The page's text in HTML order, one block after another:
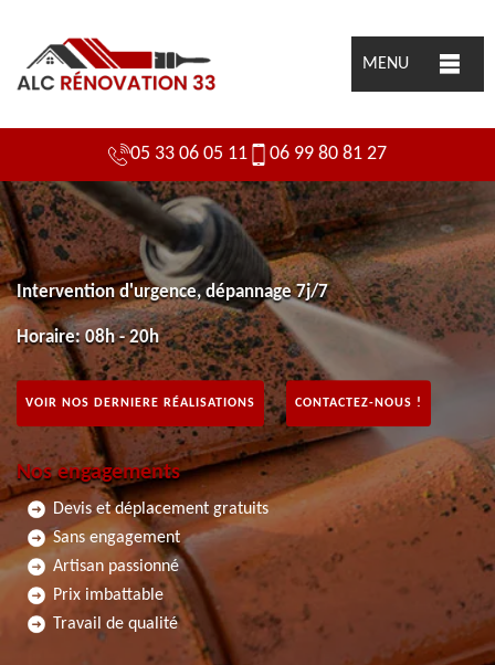
MENU
05 33 06 05 11 06 99 80 81 27
Intervention d'urgence, dépannage 7j/7
Horaire: 08h - 20h
VOIR NOS DERNIERE RÉALISATIONS CONTACTEZ-NOUS !
Nos engagements
Devis et déplacement gratuits
Sans engagement
Artisan passionné
Prix imbattable
Travail de qualité